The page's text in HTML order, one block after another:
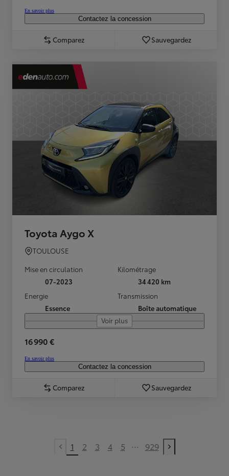
En savoir plus
Contactez la concession
Comparez Sauvegardez
Toyota Aygo X
TOULOUSE
Mise en circulation
07-2023
Kilométrage
34 420 km
Energie
Essence
Transmission
Boîte automatique
Voir plus
16 990 €
En savoir plus
Contactez la concession
Comparez Sauvegardez
Previous page
1 2 3 4 5 ... 929
Next page